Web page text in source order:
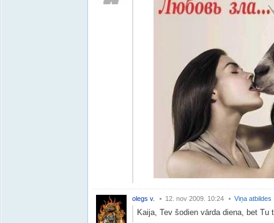
olegs v. 12. nov 2009. 10:24 Viņa atbildes
Kaija, Tev šodien vārda diena, bet Tu